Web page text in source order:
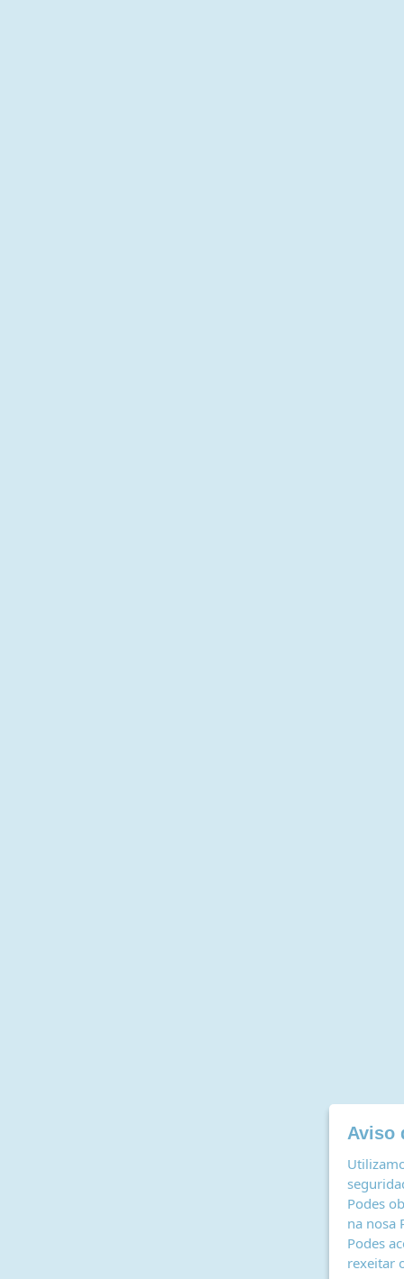
Aviso
Podes
na nosa
Podes
rexeitar